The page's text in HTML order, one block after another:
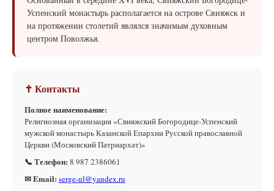
Успенский монастырь располагается на острове Свияжск и
на протяжении столетий являлся значимым духовным
центром Поволжья.
✝ Контакты
Полное наименование:
Религиозная организация «Свияжский Богородице-Успенский
мужской монастырь Казанской Епархии Русской православной
Церкви (Московский Патриархат)»
📞 Телефон: 8 987 2386061
✉ Email: serge-ul@yandex.ru